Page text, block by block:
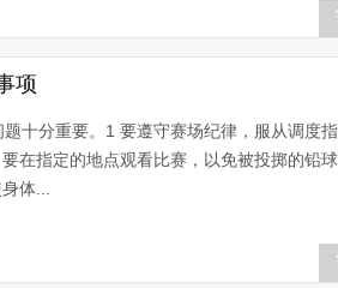
项
十分重要。1 要遵守赛场纪律，服从调度
在指定的地点观看比赛，以免被投掷的铅
体...